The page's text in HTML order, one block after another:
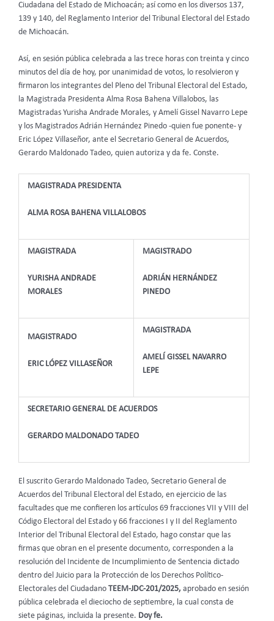
Ciudadana del Estado de Michoacán; así como en los diversos 137,
139 y 140, del Reglamento Interior del Tribunal Electoral del Estado
de Michoacán.
Así, en sesión pública celebrada a las trece horas con treinta y cinco
minutos del día de hoy, por unanimidad de votos, lo resolvieron y
firmaron los integrantes del Pleno del Tribunal Electoral del Estado,
la Magistrada Presidenta Alma Rosa Bahena Villalobos, las
Magistradas Yurisha Andrade Morales, y Amelí Gissel Navarro Lepe
y los Magistrados Adrián Hernández Pinedo -quien fue ponente- y
Eric López Villaseñor, ante el Secretario General de Acuerdos,
Gerardo Maldonado Tadeo, quien autoriza y da fe. Conste.
MAGISTRADA PRESIDENTA
ALMA ROSA BAHENA VILLALOBOS
MAGISTRADA
YURISHA ANDRADE
MORALES
MAGISTRADO
ADRIÁN HERNÁNDEZ
PINEDO
MAGISTRADO
ERIC LÓPEZ VILLASEÑOR
MAGISTRADA
AMELÍ GISSEL NAVARRO
LEPE
SECRETARIO GENERAL DE ACUERDOS
GERARDO MALDONADO TADEO
El suscrito Gerardo Maldonado Tadeo, Secretario General de
Acuerdos del Tribunal Electoral del Estado, en ejercicio de las
facultades que me confieren los artículos 69 fracciones VII y VIII del
Código Electoral del Estado y 66 fracciones I y II del Reglamento
Interior del Tribunal Electoral del Estado, hago constar que las
firmas que obran en el presente documento, corresponden a la
resolución del Incidente de Incumplimiento de Sentencia dictado
dentro del Juicio para la Protección de los Derechos Político-
Electorales del Ciudadano
TEEM-JDC-201/2025, aprobado en sesión
pública celebrada el dieciocho de septiembre, la cual consta de
siete páginas, incluida la presente. Doy fe.